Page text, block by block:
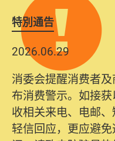
特別通告
2026.06.29
消委会提醒消费者
布消费警示。如接
收相关来电、电邮
轻信回应，更应避